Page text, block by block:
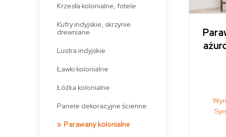
Krzesła kolonialne, fotele
Kufry indyjskie, skrzynie
drewniane
Lustra indyjskie
Ławki kolonialne
Łóżka kolonialne
Panele dekoracyjne ścienne
Parawany kolonialne